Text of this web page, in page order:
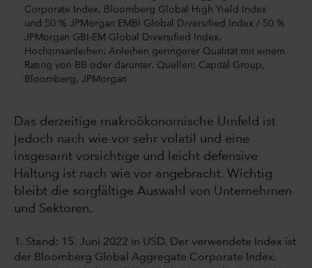
Corporate Index, Bloomberg Global High Yield Index
und 50 % JPMorgan EMBI Global Diversified Index / 50 %
JPMorgan GBI-EM Global Diversified Index.
Hochzinsanleihen: Anleihen geringerer Qualität mit einem
Rating von BB oder darunter. Quellen: Capital Group,
Bloomberg, JPMorgan
Das derzeitige makroökonomische Umfeld ist
jedoch nach wie vor sehr volatil und eine
insgesamt vorsichtige und leicht defensive
Haltung ist nach wie vor angebracht. Wichtig
bleibt die sorgfältige Auswahl von Unternehmen
und Sektoren.
1. Stand: 15. Juni 2022 in USD. Der verwendete Index ist
der Bloomberg Global Aggregate Corporate Index.